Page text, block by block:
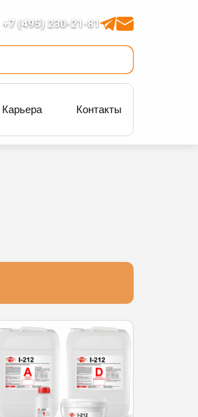
+7 (495) 230-21-81
Карьера Контакты